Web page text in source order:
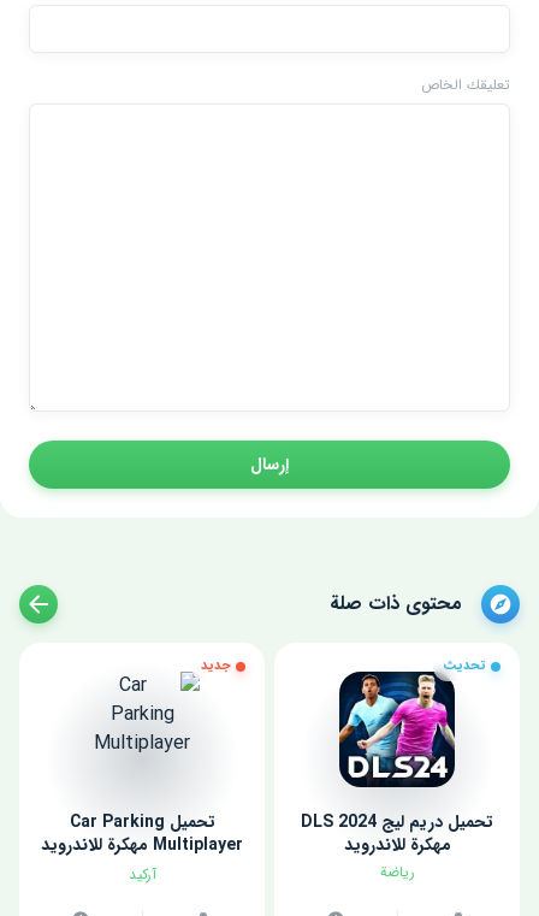
تعليقك الخاص
إرسال
محتوى ذات صلة
تحديث
تحميل دريم ليج 2024 DLS
مهكرة للاندرويد
رياضة
جديد
تحميل Car Parking
Multiplayer مهكرة للاندرويد
اخر اصدار
آركيد